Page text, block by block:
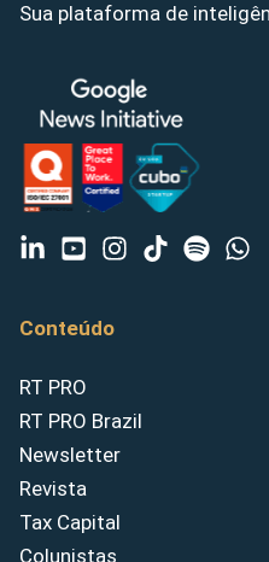
Sua plataforma de
Conteúdo
RT PRO
RT PRO Brazil
Newsletter
Revista
Tax Capital
Colunistas